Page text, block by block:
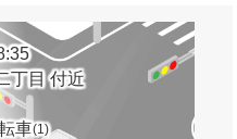
丁目 付近
車(1)